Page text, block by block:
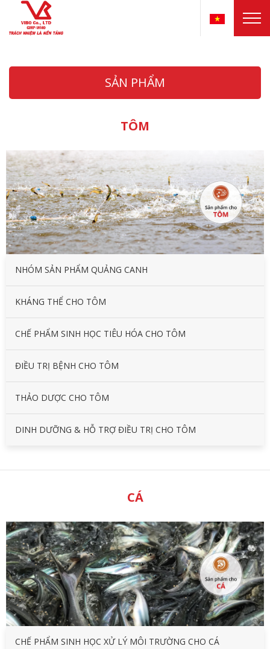
SẢN PHẨM
TÔM
NHÓM SẢN PHẨM QUẢNG CANH
KHÁNG THỂ CHO TÔM
CHẾ PHẨM SINH HỌC TIÊU HÓA CHO TÔM
ĐIỀU TRỊ BỆNH CHO TÔM
THẢO DƯỢC CHO TÔM
DINH DƯỠNG & HỖ TRỢ ĐIỀU TRỊ CHO TÔM
CÁ
CHẾ PHẨM SINH HỌC XỬ LÝ MÔI TRƯỜNG CHO CÁ